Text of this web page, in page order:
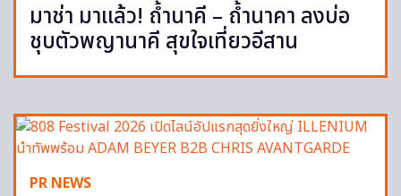
มาช่า มาแล้ว! ถ้ำนาคี – ถ้ำนาคา ลงบ่อ
ชุบตัวพญานาคี สุขใจเที่ยวอีสาน
PR NEWS